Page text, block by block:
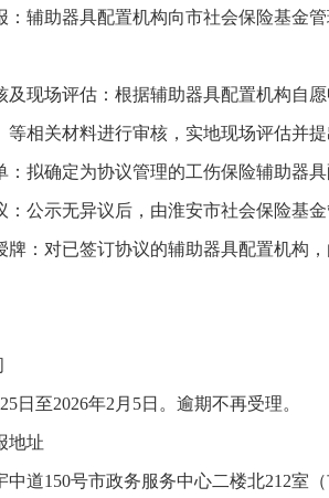
：辅助器具配置机构向市社会保险基金
及现场评估：根据辅助器具配置机构自
等相关材料进行审核，实地现场评估并
：拟确定为协议管理的工伤保险辅助器
：公示无异议后，由淮安市社会保险基
牌：对已签订协议的辅助器具配置机构
日至2026年2月5日。逾期不再受理。
地址
中道150号市政务服务中心二楼北212室